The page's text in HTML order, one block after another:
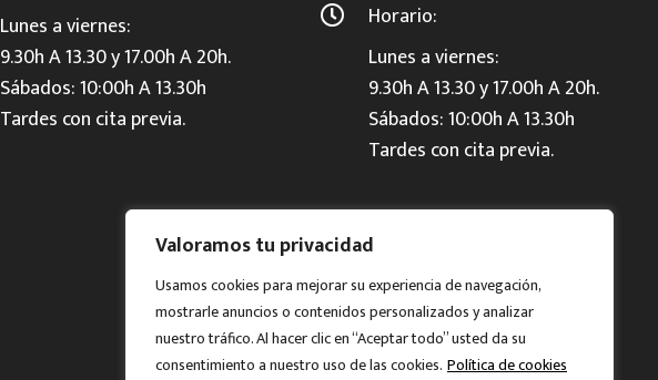
Valoramos tu privacidad
Usamos cookies para mejorar su experiencia de navegación,
mostrarle anuncios o contenidos personalizados y analizar
nuestro tráfico. Al hacer clic en “Aceptar todo” usted da su
consentimiento a nuestro uso de las cookies. Política de cookies
Lunes a viernes:
9.30h A 13.30 y 17.00h A 20h.
Sábados: 10:00h A 13.30h
Tardes con cita previa.
Horario:
Lunes a viernes:
9.30h A 13.30 y 17.00h A 20h.
Sábados: 10:00h A 13.30h
Tardes con cita previa.